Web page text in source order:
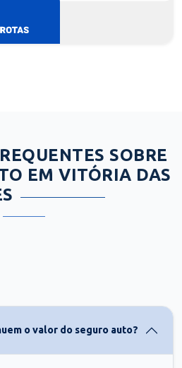
SOBRE
EM VITÓRIA DAS
o valor do seguro auto?